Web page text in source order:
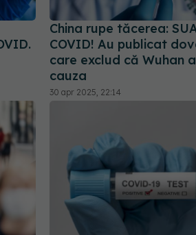
China rupe tăcerea:
COVID! Au publicat
care exclud că Wuhan
cauza
30 apr 2025, 22:14